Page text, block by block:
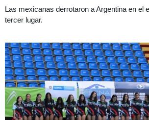
Las mexicanas derrotaron a Argentina en el
tercer lugar.